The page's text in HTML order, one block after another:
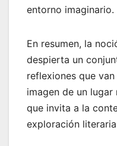
entorno imaginario.
En resumen, la
despierta un
reflexiones que
imagen de un lugar
que invita a la
exploración